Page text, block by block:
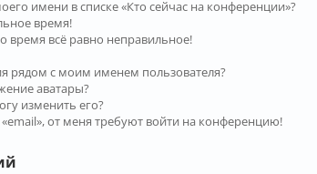
имени в списке «Кто сейчас на конференции»?
время!
время всё равно неправильное!
рядом с моим именем пользователя?
аватары?
изменить его?
от меня требуют войти на конференцию!